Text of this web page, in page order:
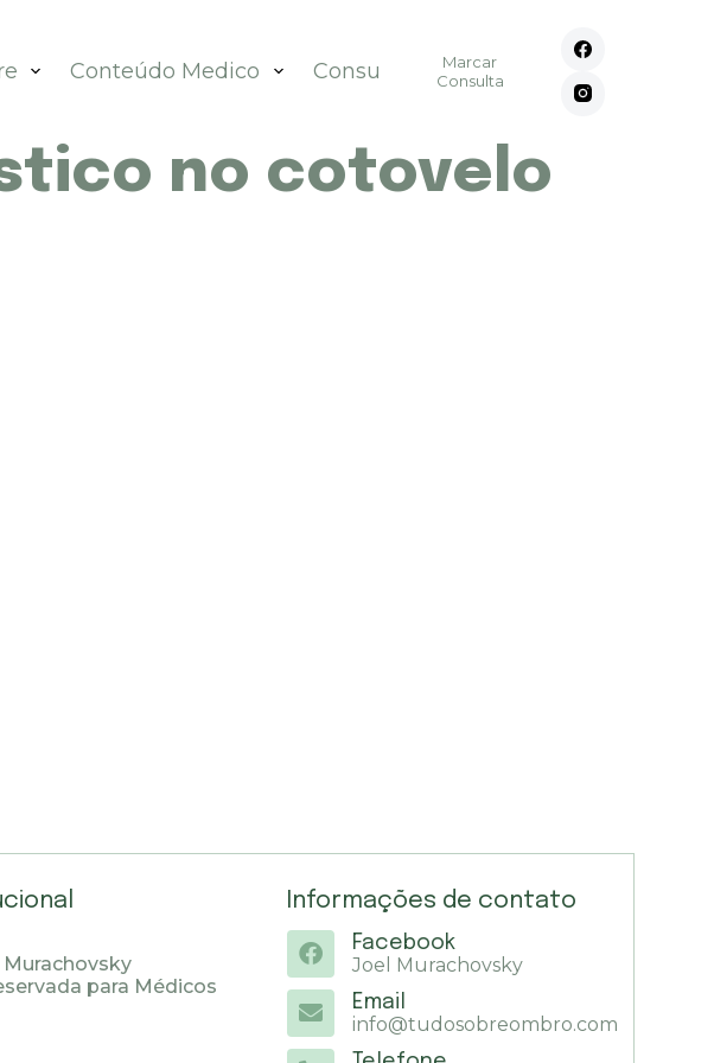
Conteúdo Medico Consultórios Contato
Marcar
Consulta
no cotovelo
Murachovsky
para Médicos
Informações de contato
Facebook
Joel Murachovsky
Email
info@tudosobreombro.com